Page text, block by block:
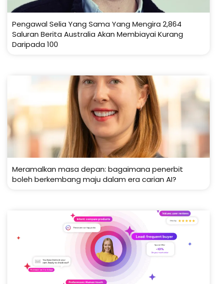
Pengawal Selia Yang Sama Yang Mengira 2,864
Saluran Berita Australia Akan Membiayai Kurang
Daripada 100
Meramalkan masa depan: bagaimana penerbit
boleh berkembang maju dalam era carian AI?